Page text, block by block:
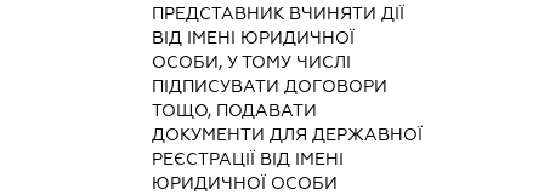
ПРЕДСТАВНИКВЧИНЯТИ ДІЇ
ВІД ІМЕНІ ЮРИДИЧНОЇ
ОСОБИ, У ТОМУ ЧИСЛІ
ПІДПИСУВАТИ ДОГОВОРИ
ТОЩО, ПОДАВАТИ
ДОКУМЕНТИ ДЛЯ ДЕРЖАВНОЇ
РЕЄСТРАЦІЇ ВІД ІМЕНІ
ЮРИДИЧНОЇ ОСОБИ